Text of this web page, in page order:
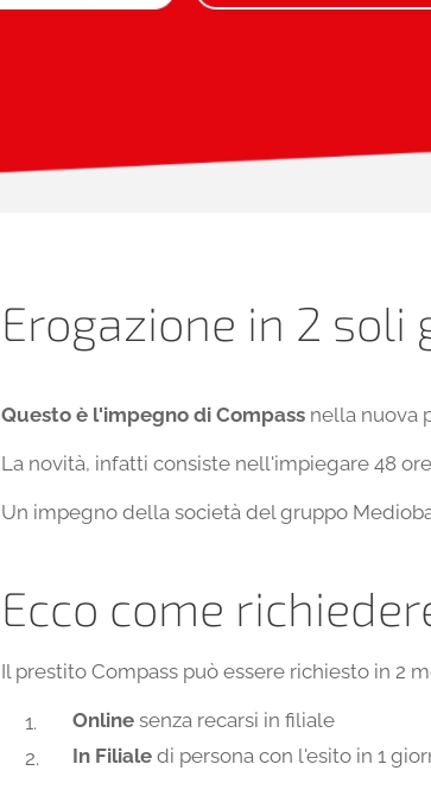
Erogazione in 2 soli
Questo è l'impegno di Compassnella nuova
La novità, infatti consiste nell'impiegare 48
Un impegno della società del gruppo
Ecco come
Il prestito Compass può essere richiesto in 2
Onlinesenza recarsi in filiale
In Filialedi persona con l'esito in 1